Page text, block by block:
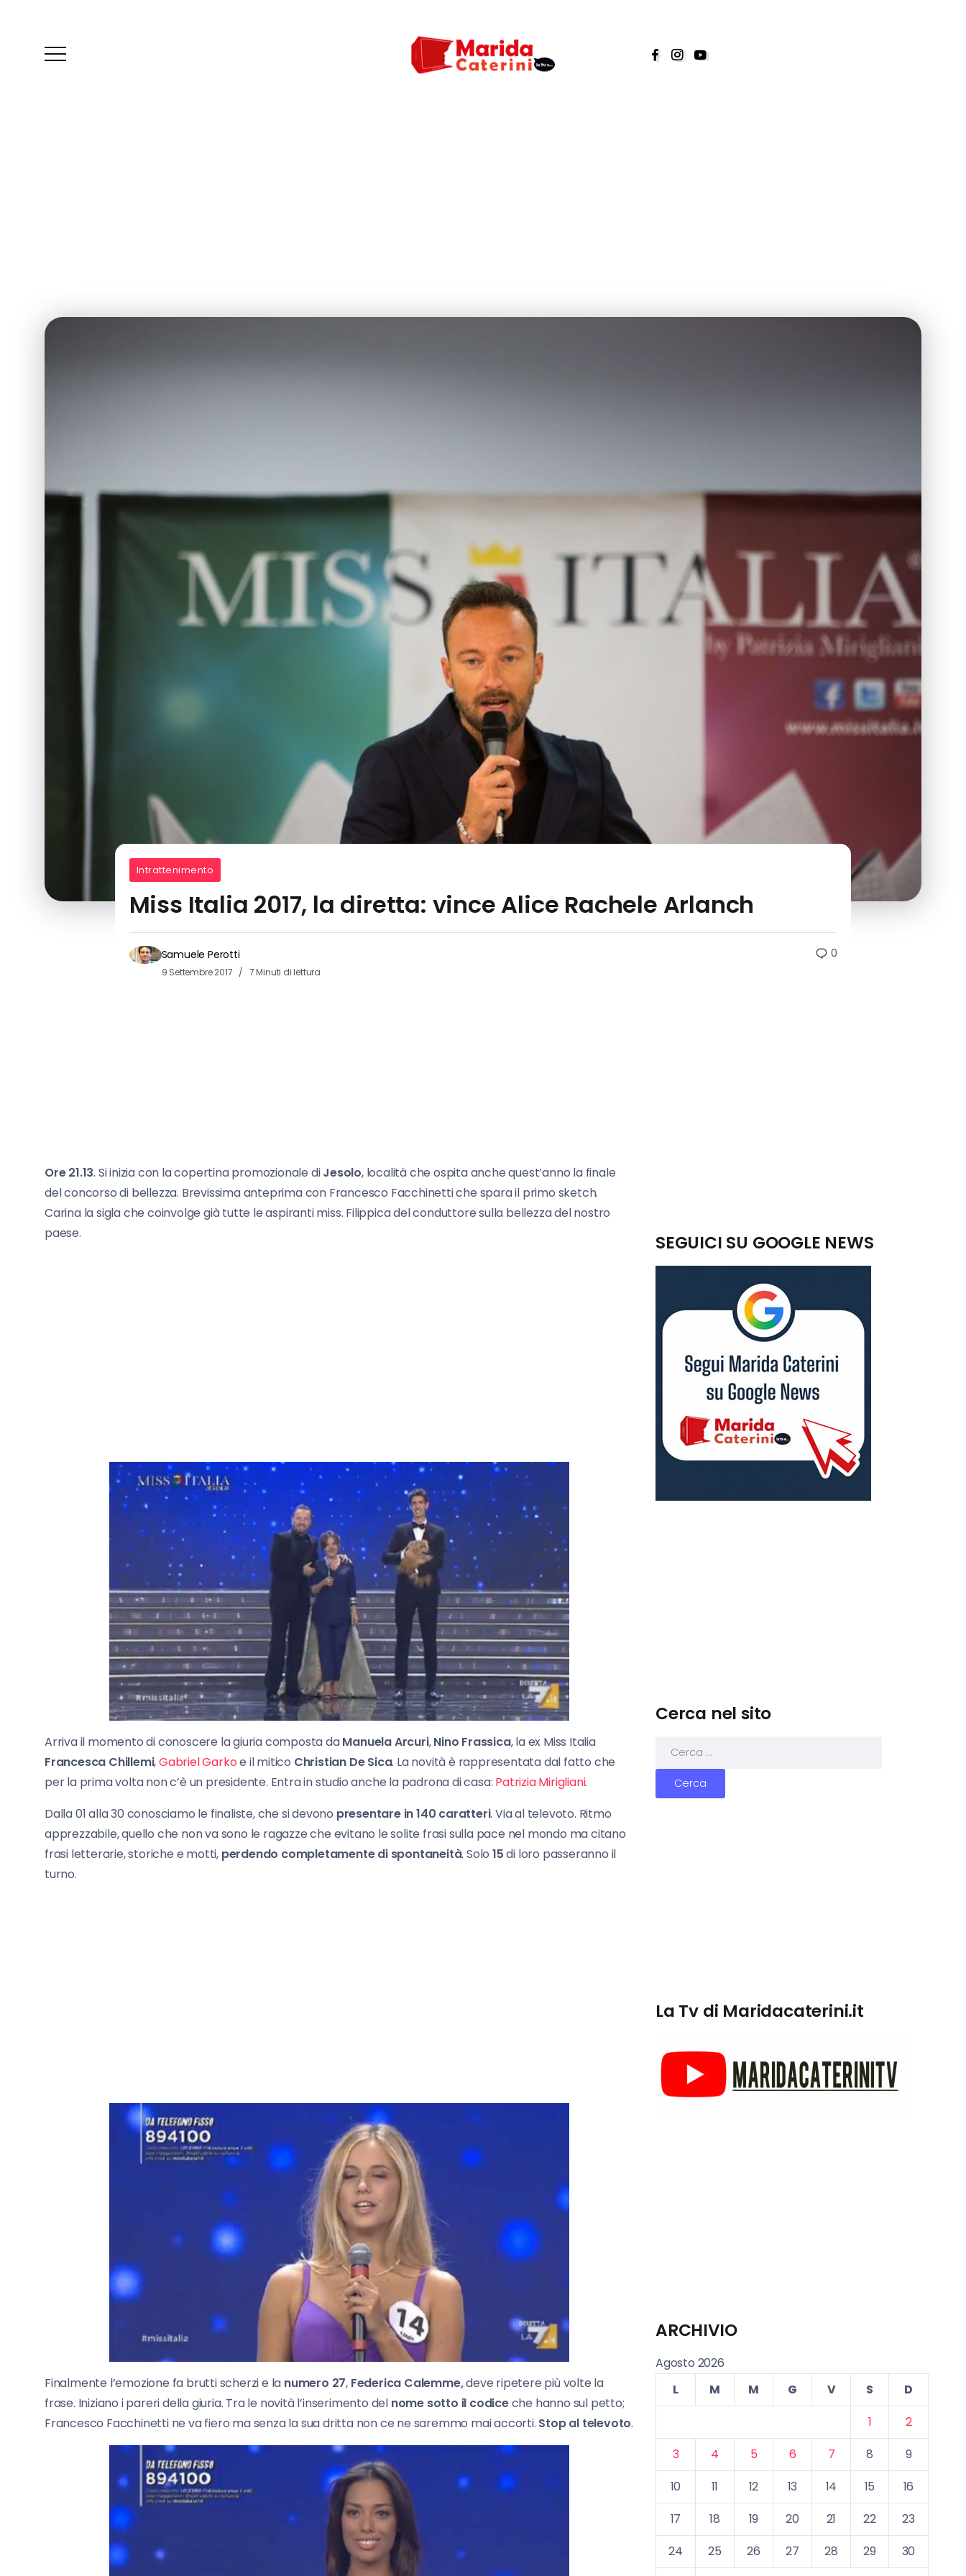
Intrattenimento
Miss Italia 2017, la diretta: vince Alice Rachele Arlanch
Samuele Perotti
9 Settembre 2017 7 Minuti di lettura
0
Ore 21.13. Si inizia con la copertina promozionale diJesolo, località che ospita anche quest’anno la finale
del concorso di bellezza. Brevissima anteprima con Francesco Facchinetti che spara il primo sketch.
Carina la sigla che coinvolge già tutte le aspiranti miss. Filippica del conduttore sulla bellezza del nostro
paese.
Arriva il momento di conoscere la giuria composta daManuela Arcuri,Nino Frassica, la ex Miss Italia
Francesca Chillemi,Gabriel Garkoe il mitico Christian De Sica. La novità è rappresentata dal fatto che
per la prima volta non c’è un presidente. Entra in studio anche la padrona di casa: Patrizia Mirigliani.
Dalla 01 alla 30 conosciamo le finaliste, che si devono presentare in 140 caratteri. Via al televoto. Ritmo
apprezzabile, quello che non va sono le ragazze che evitano le solite frasi sulla pace nel mondo ma citano
frasi letterarie, storiche e motti, perdendo completamente di spontaneità. Solo15di loro passeranno il
turno.
Finalmente l’emozione fa brutti scherzi e la numero 27, Federica Calemme,deve ripetere più volte la
frase. Iniziano i pareri della giuria. Tra le novità l’inserimento del nome sotto il codiceche hanno sul petto;
Francesco Facchinetti ne va fiero ma senza la sua dritta non ce ne saremmo mai accorti. Stop al televoto.
SEGUICI SU GOOGLE NEWS
Cerca nel sito
La Tv di Maridacaterini.it
ARCHIVIO
Agosto 2026
L
M M G V S
D
1
2
3
4 5 6 7 8
9
10
11 12 13 14 15
16
17
18 19 20 21 22
23
24
25 26 27 28 29
30